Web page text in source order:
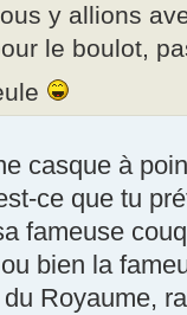
y allions
le boulot,
casque à
ce que tu
fameuse
bien la
Royaume,